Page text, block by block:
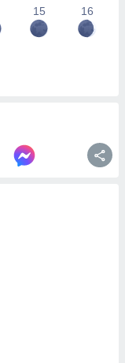
15 16